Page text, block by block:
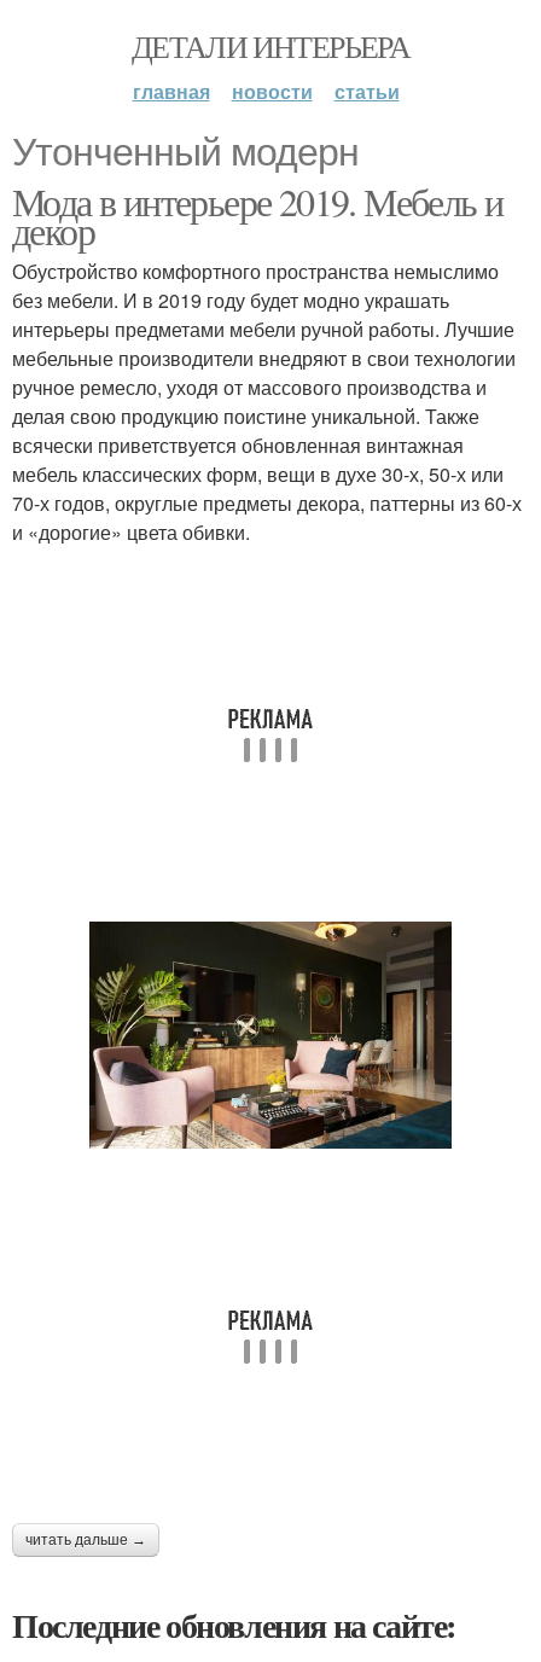
ДЕТАЛИ ИНТЕРЬЕРА
главная новости статьи
Утонченный модерн
Мода в интерьере 2019. Мебель и
декор
Обустройство комфортного пространства немыслимо
без мебели. И в 2019 году будет модно украшать
интерьеры предметами мебели ручной работы. Лучшие
мебельные производители внедряют в свои технологии
ручное ремесло, уходя от массового производства и
делая свою продукцию поистине уникальной. Также
всячески приветствуется обновленная винтажная
мебель классических форм, вещи в духе 30-х, 50-х или
70-х годов, округлые предметы декора, паттерны из 60-х
и «дорогие» цвета обивки.
читать дальше →
Последние обновления на сайте: